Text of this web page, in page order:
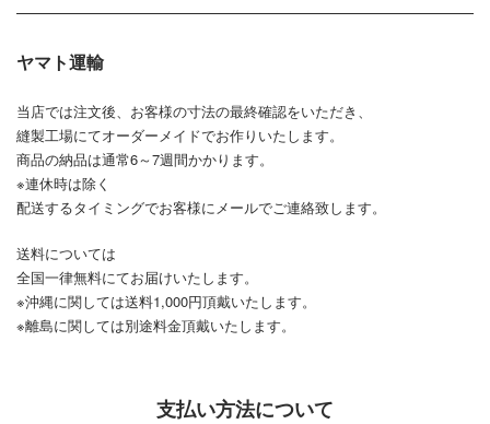
ヤマト運輸
当店では注文後、お客様の寸法の最終確認をいただき、
縫製工場にてオーダーメイドでお作りいたします。
商品の納品は通常6～7週間かかります。
※連休時は除く
配送するタイミングでお客様にメールでご連絡致します。
送料については
全国一律無料にてお届けいたします。
※沖縄に関しては送料1,000円頂戴いたします。
※離島に関しては別途料金頂戴いたします。
支払い方法について